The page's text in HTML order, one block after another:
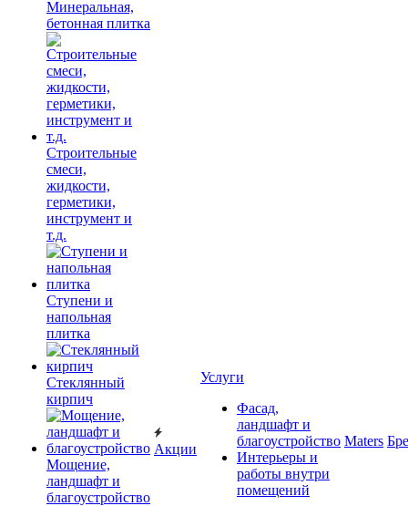
Минеральная,
бетонная плитка
Строительные
смеси,
жидкости,
герметики,
инструмент и
т.д.
Ступени и
напольная
плитка
Cтеклянный
кирпич
Мощение,
ландшафт и
благоустройство
Акции
Услуги
Фасад,
ландшафт и
благоустройство
Интерьеры и
работы внутри
помещений
Maters